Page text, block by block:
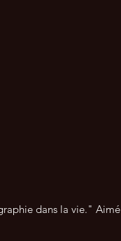
dans la vie." Aimé